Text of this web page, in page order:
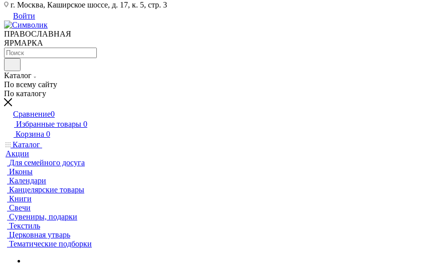
г. Москва, Каширское шоссе, д. 17, к. 5, стр. 3
Войти
ПРАВОСЛАВНАЯ
ЯРМАРКА
Каталог
По всему сайту
По каталогу
Сравнение0
Избранные товары 0
Корзина 0
Каталог
Акции
Для семейного досуга
Иконы
Календари
Канцелярские товары
Книги
Свечи
Сувениры, подарки
Текстиль
Церковная утварь
Тематические подборки